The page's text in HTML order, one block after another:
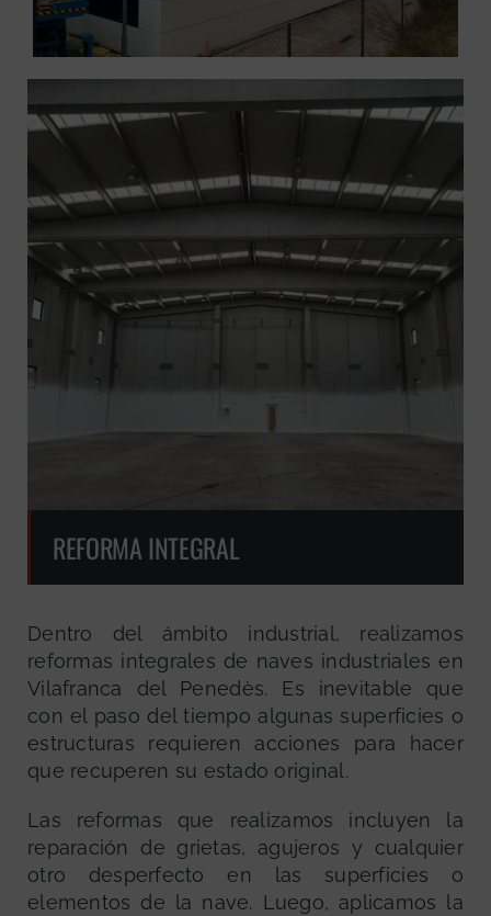
REFORMA INTEGRAL
Dentro del ámbito industrial, realizamos
reformas integrales de naves industriales en
Vilafranca del Penedès. Es inevitable que
con el paso del tiempo algunas superficies o
estructuras requieren acciones para hacer
que recuperen su estado original.
Las reformas que realizamos incluyen la
reparación de grietas, agujeros y cualquier
otro desperfecto en las superficies o
elementos de la nave. Luego, aplicamos la